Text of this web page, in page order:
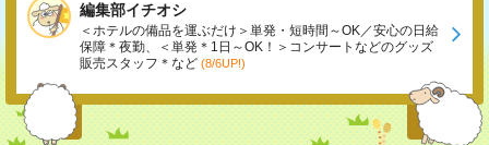
編集部イチオシ
＜ホテルの備品を運ぶだけ＞単発・短時間～OK／安心の日給
保障＊夜勤、＜単発＊1日～OK！＞コンサートなどのグッズ
販売スタッフ＊など (8/6UP!)